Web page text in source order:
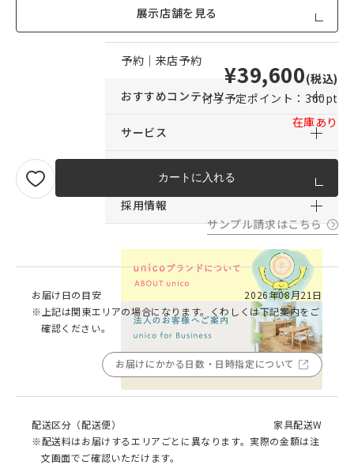
予約｜来店予約
おすすめコンテンツ
サービス
採用情報
品質への取り組みのご案内
展示店舗を見る
¥39,600(税込)
付与予定ポイント： 360pt
在庫あり
カートに入れる
サンプル請求はこちら
お届け日の目安
2026年08月21日
※上記は関東エリアの場合になります。くわしくは下記案内をご
確認ください。
お届けにかかる日数・日時指定について
配送区分（配送便）
家具配送W
※配送料はお届けするエリアごとに異なります。実際の金額は注
文画面でご確認いただけます。